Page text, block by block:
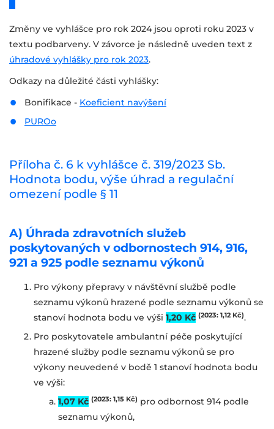
Změny ve vyhlášce pro rok 2024 jsou oproti roku 2023 v
textu podbarveny. V závorce je následně uveden text z
úhradové vyhlášky pro rok 2023.
Odkazy na důležité části vyhlášky:
Bonifikace - Koeficient navýšení
PUROo
Příloha č. 6 k vyhlášce č. 319/2023 Sb.
Hodnota bodu, výše úhrad a regulační
omezení podle § 11
A) Úhrada zdravotních služeb
poskytovaných v odbornostech 914, 916,
921 a 925 podle seznamu výkonů
Pro výkony přepravy v návštěvní službě podle
seznamu výkonů hrazené podle seznamu výkonů se
stanoví hodnota bodu ve výši 1,20 Kč (2023: 1,12 Kč).
Pro poskytovatele ambulantní péče poskytující
hrazené služby podle seznamu výkonů se pro
výkony neuvedené v bodě 1 stanoví hodnota bodu
ve výši:
1,07 Kč (2023: 1,15 Kč) pro odbornost 914 podle
seznamu výkonů,